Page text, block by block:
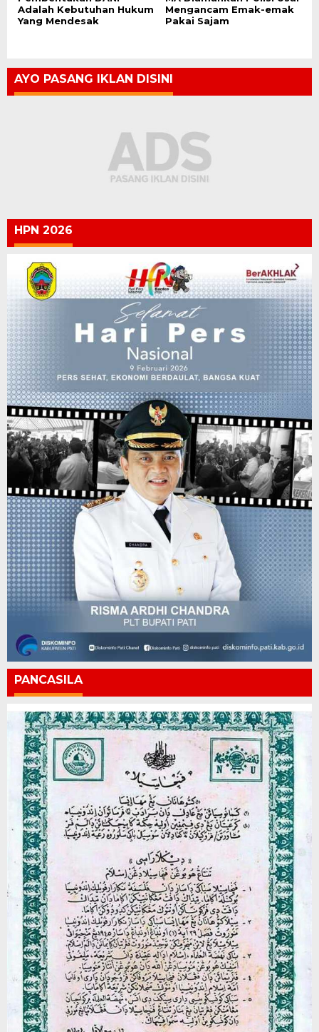
Adalah Kebutuhan Hukum
Yang Mendesak
Mengancam Emak-emak
Pakai Sajam
AYO PASANG IKLAN DISINI
HPN 2026
PANCASILA